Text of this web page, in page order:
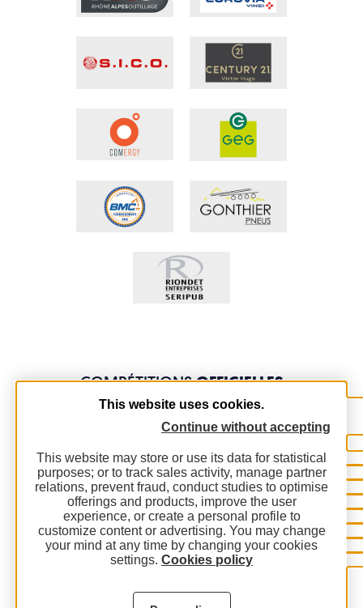
COMPÉTITIONSOFFICIELLES
This website uses cookies.
Continue without accepting
This website may store or use its data for statistical
purposes; or to track sales activity, manage partner
relations, prevent fraud, conduct studies to optimise
offerings and products, improve the user
experience, or create a personal profile to
customize content or advertising. You may change
your mind at any time by changing your cookies
settings. Cookies policy